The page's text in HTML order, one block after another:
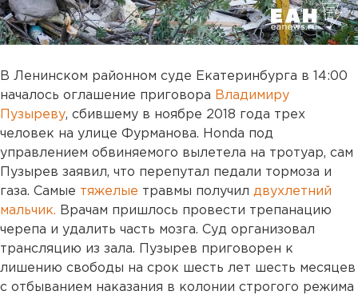
В Ленинском районном суде Екатеринбурга в 14:00
началось оглашение приговора Владимиру
Пузыреву, сбившему в ноябре 2018 года трех
человек на улице Фурманова. Honda под
управлением обвиняемого вылетела на тротуар, сам
Пузырев заявил, что перепутал педали тормоза и
газа. Самые тяжелые травмы получил двухлетний
мальчик. Врачам пришлось провести трепанацию
черепа и удалить часть мозга. Суд организовал
трансляцию из зала. Пузырев приговорен к
лишению свободы на срок шесть лет шесть месяцев
с отбыванием наказания в колонии строгого режима